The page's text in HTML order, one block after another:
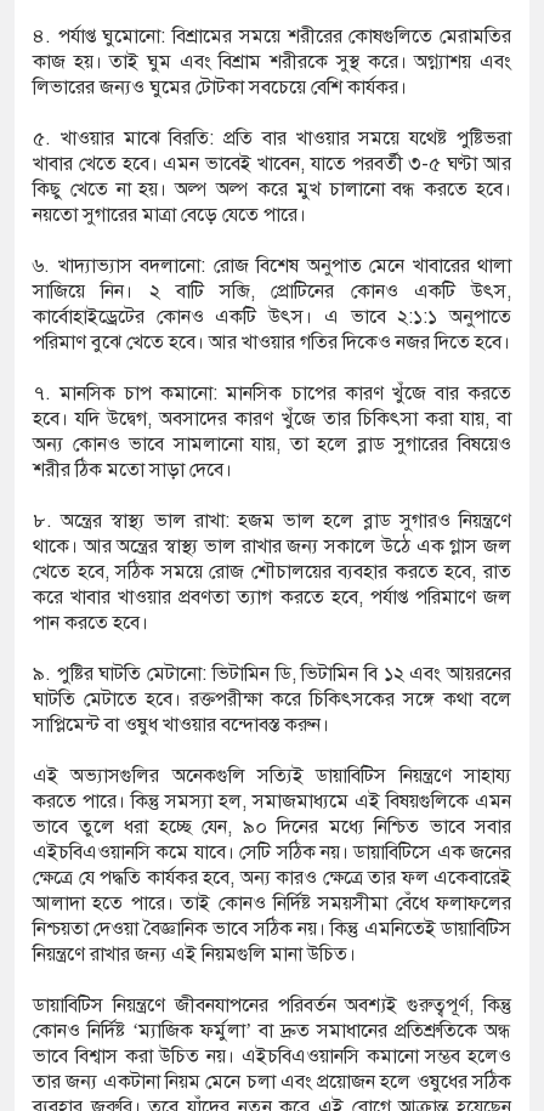
৪. পর্যাপ্ত ঘুমোনো: বিশ্রামের সময়ে শরীরের কোষগুলিতে মেরামতির
কাজ হয়। তাই ঘুম এবং বিশ্রাম শরীরকে সুস্থ করে। অগ্ন্যাশয় এবং
লিভারের জন্যও ঘুমের টোটকা সবচেয়ে বেশি কার্যকর।
৫. খাওয়ার মাঝে বিরতি: প্রতি বার খাওয়ার সময়ে যথেষ্ট পুষ্টিভরা
খাবার খেতে হবে। এমন ভাবেই খাবেন, যাতে পরবর্তী ৩-৫ ঘণ্টা আর
কিছু খেতে না হয়। অল্প অল্প করে মুখ চালানো বন্ধ করতে হবে।
নয়তো সুগারের মাত্রা বেড়ে যেতে পারে।
৬. খাদ্যাভ্যাস বদলানো: রোজ বিশেষ অনুপাত মেনে খাবারের থালা
সাজিয়ে নিন। ২ বাটি সব্জি, প্রোটিনের কোনও একটি উৎস,
কার্বোহাইড্রেটের কোনও একটি উৎস। এ ভাবে ২:১:১ অনুপাতে
পরিমাণ বুঝে খেতে হবে। আর খাওয়ার গতির দিকেও নজর দিতে হবে।
৭. মানসিক চাপ কমানো: মানসিক চাপের কারণ খুঁজে বার করতে
হবে। যদি উদ্বেগ, অবসাদের কারণ খুঁজে তার চিকিৎসা করা যায়, বা
অন্য কোনও ভাবে সামলানো যায়, তা হলে ব্লাড সুগারের বিষয়েও
শরীর ঠিক মতো সাড়া দেবে।
৮. অন্ত্রের স্বাস্থ্য ভাল রাখা: হজম ভাল হলে ব্লাড সুগারও নিয়ন্ত্রণে
থাকে। আর অন্ত্রের স্বাস্থ্য ভাল রাখার জন্য সকালে উঠে এক গ্লাস জল
খেতে হবে, সঠিক সময়ে রোজ শৌচালয়ের ব্যবহার করতে হবে, রাত
করে খাবার খাওয়ার প্রবণতা ত্যাগ করতে হবে, পর্যাপ্ত পরিমাণে জল
পান করতে হবে।
৯. পুষ্টির ঘাটতি মেটানো: ভিটামিন ডি, ভিটামিন বি ১২ এবং আয়রনের
ঘাটতি মেটাতে হবে। রক্তপরীক্ষা করে চিকিৎসকের সঙ্গে কথা বলে
সাপ্লিমেন্ট বা ওষুধ খাওয়ার বন্দোবস্ত করুন।
এই অভ্যাসগুলির অনেকগুলি সত্যিই ডায়াবিটিস নিয়ন্ত্রণে সাহায্য
করতে পারে। কিন্তু সমস্যা হল, সমাজমাধ্যমে এই বিষয়গুলিকে এমন
ভাবে তুলে ধরা হচ্ছে যেন, ৯০ দিনের মধ্যে নিশ্চিত ভাবে সবার
এইচবিএওয়ানসি কমে যাবে। সেটি সঠিক নয়। ডায়াবিটিসে এক জনের
ক্ষেত্রে যে পদ্ধতি কার্যকর হবে, অন্য কারও ক্ষেত্রে তার ফল একেবারেই
আলাদা হতে পারে। তাই কোনও নির্দিষ্ট সময়সীমা বেঁধে ফলাফলের
নিশ্চয়তা দেওয়া বৈজ্ঞানিক ভাবে সঠিক নয়। কিন্তু এমনিতেই ডায়াবিটিস
নিয়ন্ত্রণে রাখার জন্য এই নিয়মগুলি মানা উচিত।
ডায়াবিটিস নিয়ন্ত্রণে জীবনযাপনের পরিবর্তন অবশ্যই গুরুত্বপূর্ণ, কিন্তু
কোনও নির্দিষ্ট ‘ম্যাজিক ফর্মুলা’ বা দ্রুত সমাধানের প্রতিশ্রুতিকে অন্ধ
ভাবে বিশ্বাস করা উচিত নয়। এইচবিএওয়ানসি কমানো সম্ভব হলেও
তার জন্য একটানা নিয়ম মেনে চলা এবং প্রয়োজন হলে ওষুধের সঠিক